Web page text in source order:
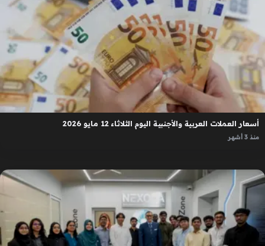
أسعار العملات العربية والأجنبية اليوم الثلاثاء 12 مايو 2026
منذ 3 أشهر